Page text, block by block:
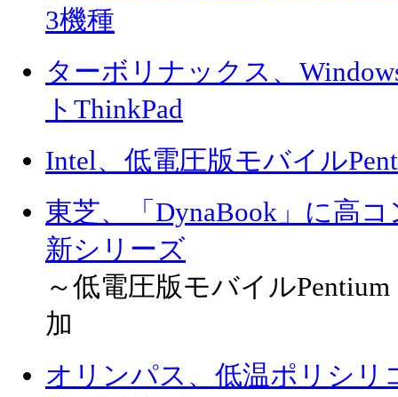
3機種
ターボリナックス、
トThinkPad
Intel、低電圧版モバイル
東芝、「DynaBook」に高
新シリーズ
～低電圧版モバイル
加
オリンパス、低温ポリシリ